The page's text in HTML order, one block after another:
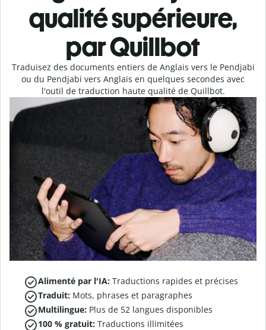
qualité supérieure,
par Quillbot
Traduisez des documents entiers de Anglais vers le Pendjabi
ou du Pendjabi vers Anglais en quelques secondes avec
l'outil de traduction haute qualité de Quillbot.
Alimenté par l'IA: Traductions rapides et précises
Traduit: Mots, phrases et paragraphes
Multilingue: Plus de 52 langues disponibles
100 % gratuit: Traductions illimitées